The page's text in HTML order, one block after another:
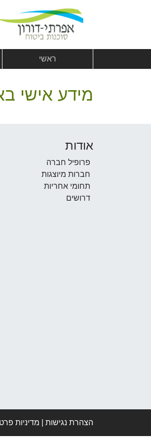
ראשי
מידע אישי
אודות
פרופיל חברה
חברות מיוצגות
תחומי אחריות
דרושים
הצהרת נגישות מדיניות